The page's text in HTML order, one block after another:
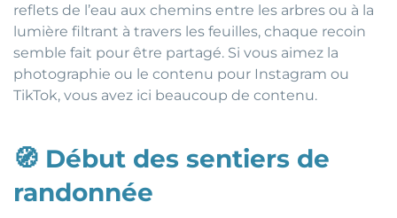
reflets de l’eau aux chemins entre les arbres ou à la
lumière filtrant à travers les feuilles, chaque recoin
semble fait pour être partagé. Si vous aimez la
photographie ou le contenu pour Instagram ou
TikTok, vous avez ici beaucoup de contenu.
🧭 Début des sentiers de
randonnée